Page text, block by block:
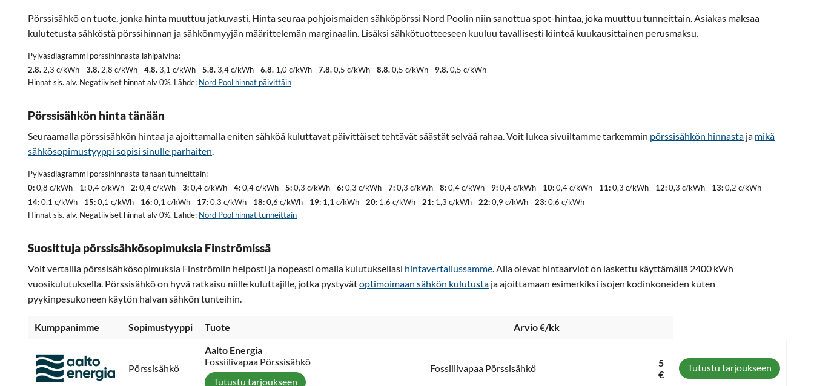
Pörssisähkö on tuote, jonka hinta muuttuu jatkuvasti. Hinta seuraa pohjoismaiden sähköpörssi Nord Poolin niin sanottua spot-hintaa, joka muuttuu tunneittain. Asiakas maksaa
kulutetusta sähköstä pörssihinnan ja sähkönmyyjän määrittelemän marginaalin. Lisäksi sähkötuotteeseen kuuluu tavallisesti kiinteä kuukausittainen perusmaksu.
Pylväsdiagrammi pörssihinnasta lähipäivinä:
2.8. 2,3 c/kWh 3.8. 2,8 c/kWh 4.8.3,1 c/kWh 5.8.3,4 c/kWh 6.8. 1,0 c/kWh 7.8.0,5 c/kWh 8.8.0,5 c/kWh 9.8.0,5 c/kWh
Hinnat sis. alv. Negatiiviset hinnat alv 0%. Lähde: Nord Pool hinnat päivittäin
Pörssisähkön hinta tänään
Seuraamalla pörssisähkön hintaa ja ajoittamalla eniten sähköä kuluttavat päivittäiset tehtävät säästät selvää rahaa. Voit lukea sivuiltamme tarkemmin pörssisähkön hinnasta ja mikä
sähkösopimustyyppi sopisi sinulle parhaiten
Pylväsdiagrammi pörssihinnasta tänään tunneittain:
0:0,8 c/kWh 1:0,4 c/kWh 2:0,4 c/kWh 3:0,4 c/kWh 4:0,4 c/kWh 5:0,3 c/kWh 6:0,3 c/kWh 7:0,3 c/kWh 8:0,4 c/kWh 9:0,4 c/kWh 10:0,4 c/kWh 11:0,3 c/kWh 12:0,3 c/kWh 13:0,2 c/kWh
14:0,1 c/kWh 15:0,1 c/kWh 16:0,1 c/kWh 17:0,3 c/kWh 18:0,6 c/kWh 19: 1,1 c/kWh 20: 1,6 c/kWh 21: 1,3 c/kWh 22:0,9 c/kWh 23:0,6 c/kWh
Hinnat sis. alv. Negatiiviset hinnat alv 0%. Lähde: Nord Pool hinnat tunneittain
Suosittuja pörssisähkösopimuksia Finströmissä
Voit vertailla pörssisähkösopimuksia Finströmiin helposti ja nopeasti omalla kulutuksellasi hintavertailussamme . Alla olevat hintaarviot on laskettu käyttämällä 2400 kWh
vuosikulutuksella. Pörssisähkö on hyvä ratkaisu niille kuluttajille, jotka pystyvätoptimoimaan sähkön kulutusta ja ajoittamaan esimerkiksi isojen kodinkoneiden kuten
pyykinpesukoneen käytön halvan sähkön tunteihin.
Kumppanimme Sopimustyyppi Tuote Arvio €/kk
Pörssisähkö
Aalto Energia
Fossiilivapaa Pörssisähkö
Tutustu tarjoukseen
Fossiilivapaa Pörssisähkö
5
€
Tutustu tarjoukseen